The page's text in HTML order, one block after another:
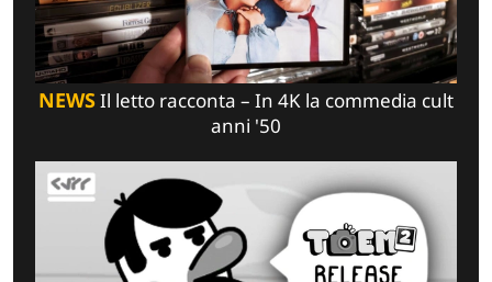
NEWSIl letto racconta – In 4K la commedia cult
anni '50